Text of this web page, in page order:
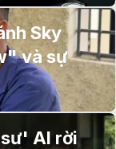
Sky
và sự
AI rời